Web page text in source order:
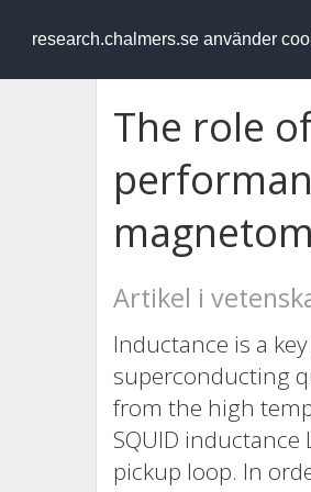
research.chalmers.se använder
RESEARCH
The role
Artikel i
Inductance is a
superconducting
from the high
SQUID
pickup loop. In